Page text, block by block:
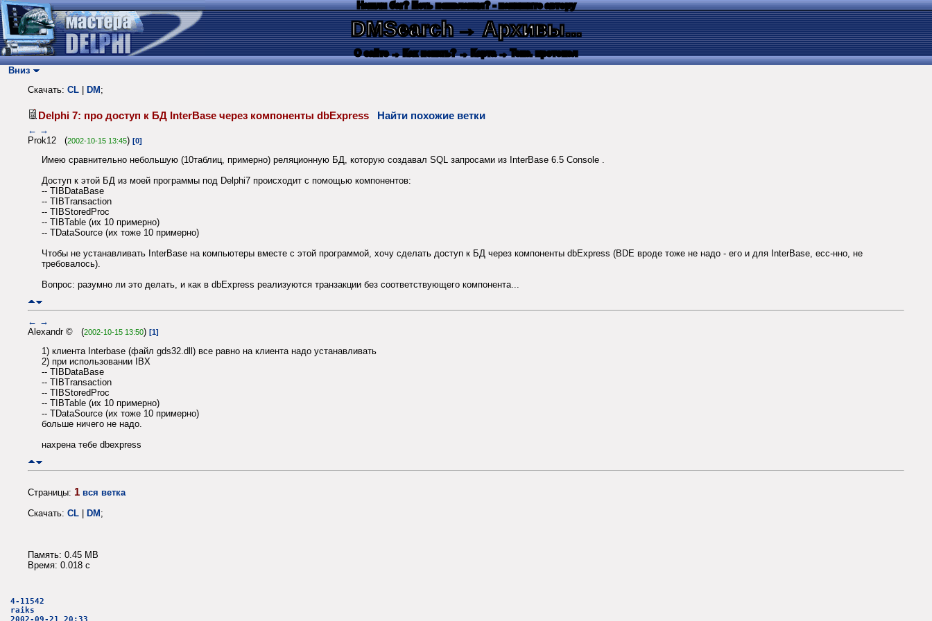
Нашли баг? Есть пожелания? - напишите автору
DMSearch→ Архивы...
О сайте → Как искать? → Карта → Текс. протокол
Вниз
Скачать: CL DM ;
Delphi 7: про доступ к БД InterBase через компоненты dbExpress Найти похожие ветки
← →
Prok12 (2002-10-15 13:45) [0]
Имею сравнительно небольшую (10таблиц, примерно) реляционную БД, которую создавал SQL запросами из InterBase 6.5 Console .
Доступ к этой БД из моей программы под Delphi7 происходит с помощью компонентов:
-- TIBDataBase
-- TIBTransaction
-- TIBStoredProc
-- TIBTable (их 10 примерно)
-- TDataSource (их тоже 10 примерно)
Чтобы не устанавливать InterBase на компьютеры вместе с этой программой, хочу сделать доступ к БД через компоненты dbExpress (BDE вроде тоже не надо - его и для InterBase, есс-нно, не
требовалось).
Вопрос: разумно ли это делать, и как в dbExpress реализуются транзакции без соответствующего компонента...
← →
Alexandr © (2002-10-15 13:50) [1]
1) клиента Interbase (файл gds32.dll) все равно на клиента надо устанавливать
2) при использовании IBX
-- TIBDataBase
-- TIBTransaction
-- TIBStoredProc
-- TIBTable (их 10 примерно)
-- TDataSource (их тоже 10 примерно)
больше ничего не надо.
нахрена тебе dbexpress
Страницы: 1 вся ветка
Скачать: CL DM ;
Память: 0.45 MB
Время: 0.018 c
4-11542
raiks